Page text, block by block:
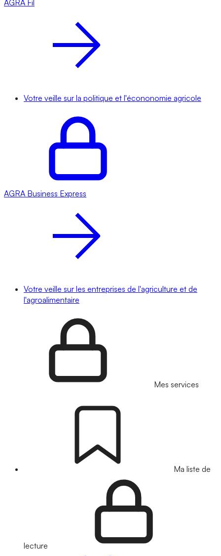
AGRA Fil
Votre veille sur la politique et l'écononomie agricole
AGRA Business Express
Votre veille sur les entreprises de l'agriculture et de
l'agroalimentaire
Mes services
Ma liste de
lecture